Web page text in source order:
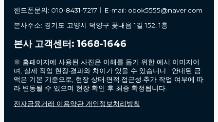
핸드폰문의: 010-8431-7217ㅣE-mail: obok5555@naver.com
본사주소: 경기도 고양시 덕양구 꽃내음 1길 152, 1층
본사 고객센터: 1668-1646
※ 홈페이지에 사용된 사진은 이해를 돕기 위한 예시 이미지이
며, 실제 작업 현장·결과와 차이가 있을 수 있습니다. 안내된 금
액은 기본 기준으로, 현장 상태·면적·접근성·추가 작업 여부에 따
라 변동될 수 있으며 현장 확인 후 최종 확정됩니다.
전자금융거래 이용약관 개인정보처리방침